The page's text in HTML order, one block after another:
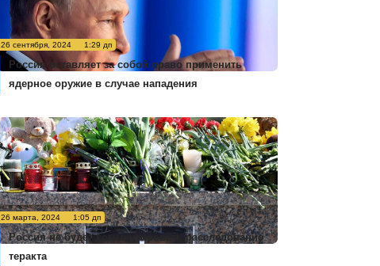
26 сентября, 2024 1:29 дп
Россия оставляет за собой право применить
ядерное оружие в случае нападения
26 марта, 2024 1:05 дп
Россия не будет комментировать расследование
теракта